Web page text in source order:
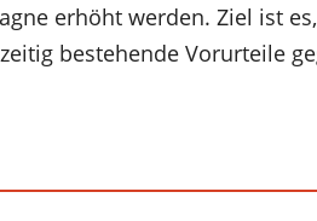
erhöht werden. Ziel ist
bestehende Vorurteile